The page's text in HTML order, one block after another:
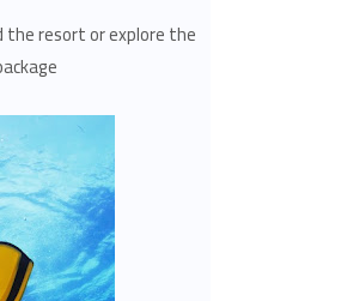
the resort or explore the